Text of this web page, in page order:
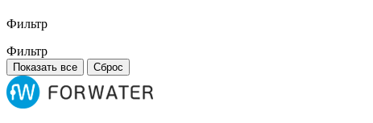
Фильтр
Фильтр
Показать все Сброс